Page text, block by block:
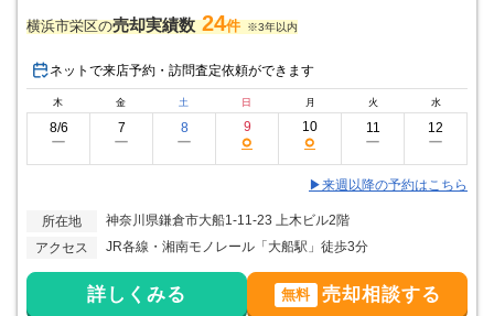
横浜市栄区の売却実績数 24件 ※3年以内
ネットで来店予約・訪問査定依頼ができます
木 金 土 日 月 火 水
8/6
ー
7
ー
8
ー
9
○
10
○
11
ー
12
ー
▶来週以降の予約はこちら
所在地
神奈川県鎌倉市大船1-11-23 上木ビル2階
アクセス
JR各線・湘南モノレール「大船駅」徒歩3分
詳しくみる 無料 売却相談する